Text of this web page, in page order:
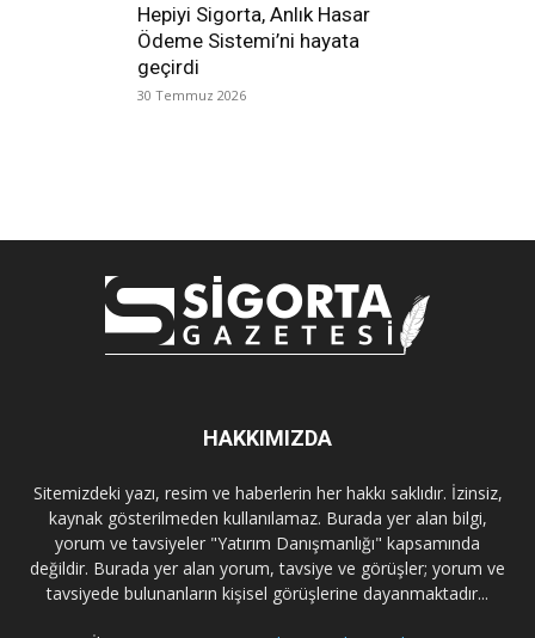
Hepiyi Sigorta, Anlık Hasar
Ödeme Sistemi’ni hayata
geçirdi
30 Temmuz 2026
HAKKIMIZDA
Sitemizdeki yazı, resim ve haberlerin her hakkı saklıdır. İzinsiz,
kaynak gösterilmeden kullanılamaz. Burada yer alan bilgi,
yorum ve tavsiyeler "Yatırım Danışmanlığı" kapsamında
değildir. Burada yer alan yorum, tavsiye ve görüşler; yorum ve
tavsiyede bulunanların kişisel görüşlerine dayanmaktadır...